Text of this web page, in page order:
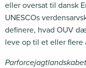
eller oversat til dansk
UNESCOs
definere, hvad OUV
leve op til et eller flere